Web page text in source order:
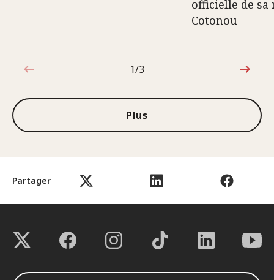
Partager
officielle de sa
Cotonou
1sur3
1/3
Plus